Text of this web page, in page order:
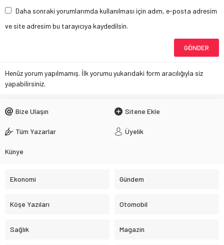
Daha sonraki yorumlarımda kullanılması için adım, e-posta adresim
ve site adresim bu tarayıcıya kaydedilsin.
Henüz yorum yapılmamış. İlk yorumu yukarıdaki form aracılığıyla siz
yapabilirsiniz.
Bize Ulaşın Sitene Ekle
Tüm Yazarlar Üyelik
Künye
Ekonomi Gündem
Köşe Yazıları Otomobil
Sağlık Magazin